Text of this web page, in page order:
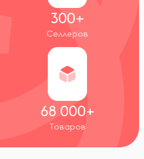
300+
Селлеров
68 000+
Товаров